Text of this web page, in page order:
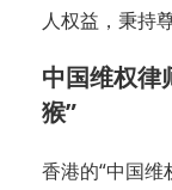
人权益，秉持
中国维权律
猴”
香港的“中国